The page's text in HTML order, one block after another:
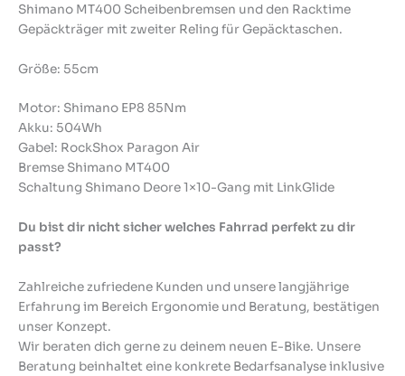
Shimano MT400 Scheiben­bremsen und den Racktime
Gepäck­träger mit zweiter Reling für Gepäcktaschen.
Größe: 55cm
Motor: Shimano EP8 85Nm
Akku: 504Wh
Gabel: RockShox Paragon Air
Bremse Shimano MT400
Schaltung Shimano Deore 1×10-Gang mit LinkGlide
Du bist dir nicht sicher welches Fahrrad perfekt zu dir
passt?
Zahlreiche zufriedene Kunden und unsere langjährige
Erfahrung im Bereich Ergonomie und Beratung, bestätigen
unser Konzept.
Wir beraten dich gerne zu deinem neuen E-Bike. Unsere
Beratung beinhaltet eine konkrete Bedarfsanalyse inklusive